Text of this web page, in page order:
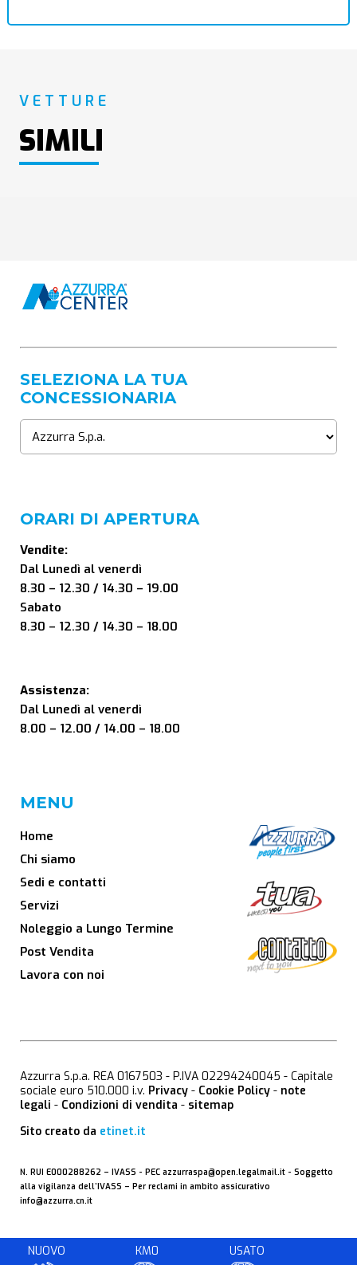
NUOVO KM0 USATO
VETTURE
SIMILI
SELEZIONA LA TUA
CONCESSIONARIA
ORARI DI APERTURA
Vendite:
Dal Lunedì al venerdì
8.30 – 12.30 / 14.30 – 19.00
Sabato
8.30 – 12.30 / 14.30 – 18.00
Assistenza:
Dal Lunedì al venerdì
8.00 – 12.00 / 14.00 – 18.00
MENU
Home
Chi siamo
Sedi e contatti
Servizi
Noleggio a Lungo Termine
Post Vendita
Lavora con noi
Azzurra S.p.a. REA 0167503 - P.IVA 02294240045 - Capitale
sociale euro 510.000 i.v. Privacy - Cookie Policy - note
legali - Condizioni di vendita - sitemap
Sito creato da etinet.it
N. RUI E000288262 – IVASS - PEC azzurraspa@open.legalmail.it - Soggetto
alla vigilanza dell’IVASS – Per reclami in ambito assicurativo
info@azzurra.cn.it